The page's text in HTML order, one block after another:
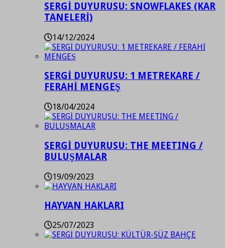
SERGİ DUYURUSU: SNOWFLAKES (KAR
TANELERİ)
14/12/2024
SERGİ DUYURUSU: 1 METREKARE /
FERAHİ MENGEŞ
18/04/2024
SERGİ DUYURUSU: THE MEETING /
BULUŞMALAR
19/09/2023
HAYVAN HAKLARI
25/07/2023